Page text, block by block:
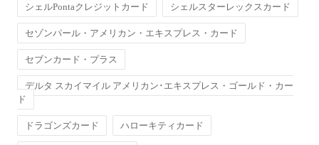
シェルPontaクレジットカード シェルスターレックスカード
セゾンパール・アメリカン・エキスプレス・カード
セブンカード・プラス
デルタ スカイマイル アメリカン･エキスプレス・ゴールド・カー
ド
ドラゴンズカード ハローキティカード